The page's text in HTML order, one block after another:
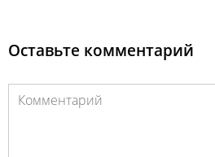
Оставьте комментарий